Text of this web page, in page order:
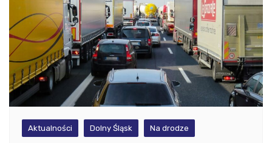
Aktualności Dolny Śląsk Na drodze